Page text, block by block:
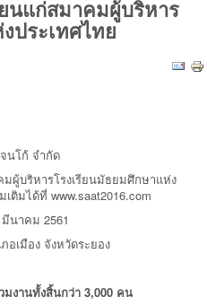
นแก่สมาคมผู้บริหาร
ประเทศไทย
นโก้ จำกัด
ผู้บริหารโรงเรียนมัธยมศึกษาแห่ง
ติมได้ที่ www.saat2016.com
นาคม 2561
อเมือง จังหวัดระยอง
มงานทั้งสิ้นกว่า 3,000 คน